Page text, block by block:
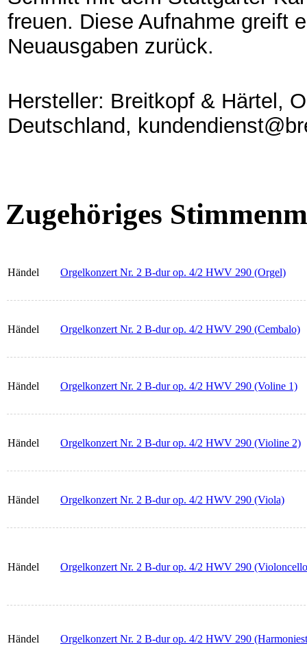
freuen. Diese Aufnahme greift
Neuausgaben zurück.
Hersteller: Breitkopf & Härtel,
Deutschland,
Zugehöriges
Händel Orgelkonzert Nr. 2 B-dur op. 4/2 HWV 290 (Orgel)
Händel Orgelkonzert Nr. 2 B-dur op. 4/2 HWV 290 (Cembalo)
Händel Orgelkonzert Nr. 2 B-dur op. 4/2 HWV 290 (Voline 1)
Händel Orgelkonzert Nr. 2 B-dur op. 4/2 HWV 290 (Violine 2)
Händel Orgelkonzert Nr. 2 B-dur op. 4/2 HWV 290 (Viola)
Händel Orgelkonzert Nr. 2 B-dur op. 4/2 HWV 290
Händel Orgelkonzert Nr. 2 B-dur op. 4/2 HWV 290